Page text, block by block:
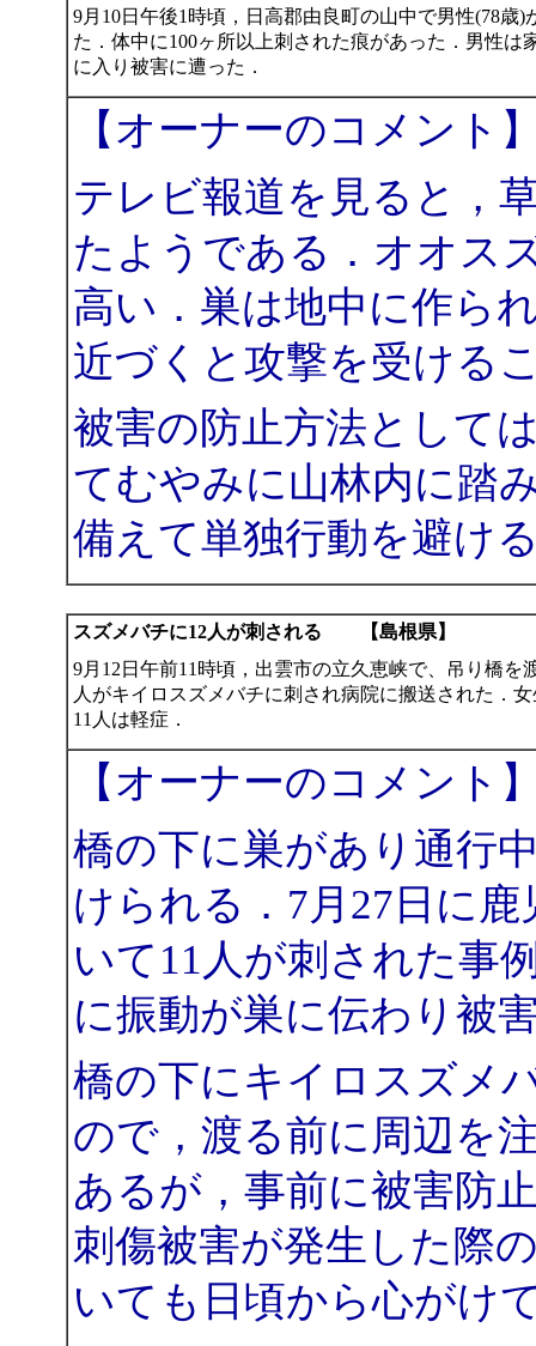
9月10日午後1時頃，日高郡由良町の山中で男性(78
た．体中に100ヶ所以上刺された痕があった．男性
に入り被害に遭った．
【オーナーのコメント
テレビ報道を見ると，
たようである．オオス
高い．巣は地中に作ら
近づくと攻撃を受ける
被害の防止方法として
てむやみに山林内に踏
備えて単独行動を避け
スズメバチに12人が刺される 【島根県】
9月12日午前11時頃，出雲市の立久恵峡で、吊り橋
人がキイロスズメバチに刺され病院に搬送された．
11人は軽症．
【オーナーのコメント
橋の下に巣があり通行
けられる．7月27日に
いて11人が刺された事
に振動が巣に伝わり被
橋の下にキイロスズメ
ので，渡る前に周辺を
あるが，事前に被害防
刺傷被害が発生した際
いても日頃から心がけ